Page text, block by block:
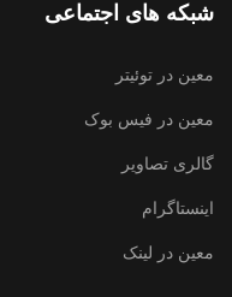
شبکه های اجتماعی
معین در توئیتر
معین در فیس بوک
گالری تصاویر
اینستاگرام
معین در لینک